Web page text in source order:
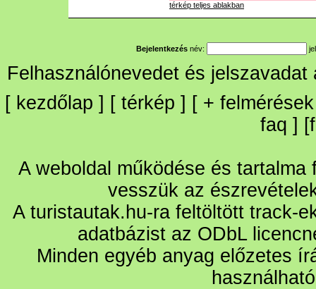
térkép teljes ablakban
Bejelentkezés név:
Felhasználónevedet és
[ kezdőlap ] [ térkép ] [ + felmérések
faq ] [
A weboldal működése és
vesszük az
A turistautak.hu-ra feltöltött track-
adatbázist az ODbL
Minden egyéb anyag előzetes